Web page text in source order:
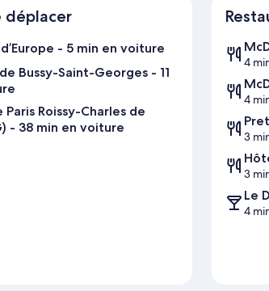
déplacer
- 5 min en voiture
Bussy-Saint-Georges - 11
Roissy-Charles de
- 38 min en voiture
4
4
3
3
Le
4